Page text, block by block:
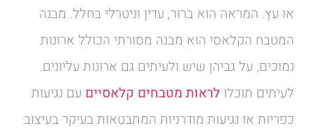
או עץ. המראה הוא ברור, עדין וניטרלי בחלל. מבנה
המטבח הקלאסי הוא מבנה מסורתי הכולל ארונות
נמוכים, על גביהן שיש ולעיתים גם ארונות עליונים.
לעיתים תוכלו לראות מטבחים קלאסיים עם נגיעות
כפריות או נגיעות מודרניות המתבטאות בעיקר בעיצוב